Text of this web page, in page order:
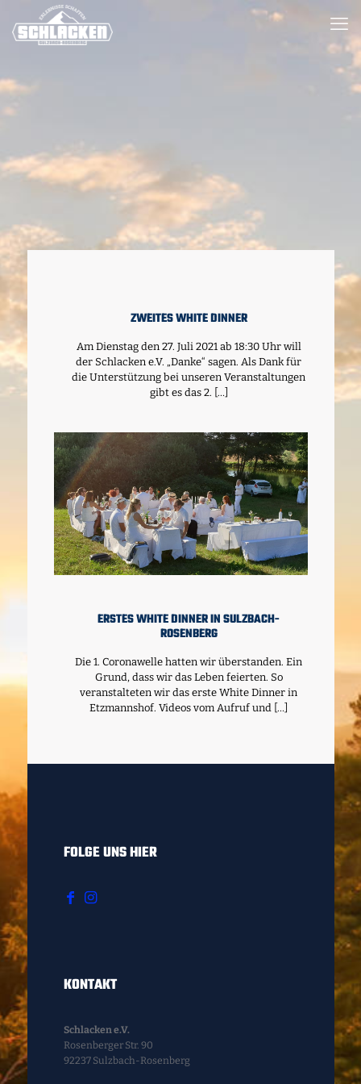
ZWEITES WHITE DINNER
Am Dienstag den 27. Juli 2021 ab 18:30 Uhr will
der Schlacken e.V. „Danke“ sagen. Als Dank für
die Unterstützung bei unseren Veranstaltungen
gibt es das 2. […]
ERSTES WHITE DINNER IN SULZBACH-
ROSENBERG
Die 1. Coronawelle hatten wir überstanden. Ein
Grund, dass wir das Leben feierten. So
veranstalteten wir das erste White Dinner in
Etzmannshof. Videos vom Aufruf und […]
FOLGE UNS HIER
KONTAKT
Schlacken e.V.
Rosenberger Str. 90
92237 Sulzbach-Rosenberg